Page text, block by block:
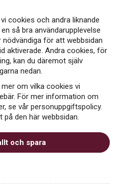
Sydafrikas fem
Cape South
Breede River Valley,
Klein Karoo.
cookies och andra liknande
så bra användarupplevelse
för att webbsidan
aktiverade. Andra cookies, för
kan du däremot själv
nedan.
om vilka cookies vi
För mer information om
se vår personuppgiftspolicy.
på den här webbsidan.
och spara